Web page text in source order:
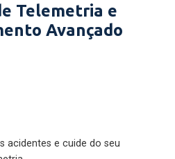
Telemetria e
Avançado
acidentes e cuide do seu